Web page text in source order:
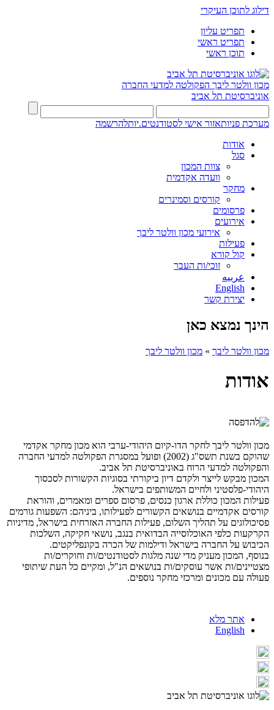
דילוג לתוכן העיקרי
תפריט עליון
תפריט ראשי
תוכן ראשי
מכון וולטר ליבך הפקולטה למדעי החברה
אוניברסיטת תל אביב
מערכת פניותאזור אישי לסטודנטים.יותלהרשמה
אודות
סגל
צוות המכון
וועדה אקדמית
מחקר
קורסים וסמינרים
פרסומים
אירועים
אירועי מכון וולטר ליבך
פעילות
קול קורא
זוכי/ות העבר
عربيه
English
יצירת קשר
הינך נמצא כאן
מכון וולטר ליבך » מכון וולטר ליבך
אודות
מכון וולטר ליבך לחקר הדו-קיום היהודי-ערבי הוא מכון מחקר אקדמי
שהוקם בשנת תשס"ג (2002) ופועל במסגרת הפקולטה למדעי החברה
והפקולטה למדעי הרוח באוניברסיטת תל אביב.
המכון מבקש לייצר ולקדם דיון ביקורתי בסוגיות הקשורות לסכסוך
היהודי-פלסטיני ולחיים המשותפים בישראל.
פעילות המכון כוללת ארגון כנסים, פרסום ספרים ומאמרים, והוראת
קורסים אקדמיים בנושאים הקשורים לפעילותו, ביניהם: השפעות גורמים
פסיכולוגים על תהליך השלום, פעילות החברה האזרחית בישראל, מדיניות
הקרקעות כלפי האוכלוסייה הבדואית בנגב, נושאי חקיקה, השלכות
הכיבוש על החברה בישראל ודילמות של הכרה בקונפליקטים.
בנוסף, המכון מעניק מדי שנה מלגות לסטודנטים/ות וחוקרים/ות
מצטיינים/ות אשר עוסקים/ות בנושאים הנ"ל, ומקיים כל העת שיתופי
פעולה עם מכונים ומרכזי מחקר נוספים.
אתר מלא
English